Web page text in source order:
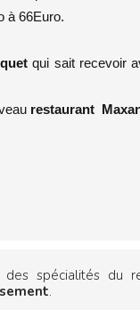
à 66Euro.
qui sait recevoir
restaurant
des spécialités du
.